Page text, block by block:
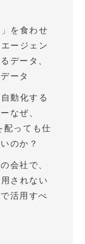
を食わせ
ージェン
データ、
ータ
動化する
なぜ、
っても仕
のか？
会社で、
されない
活用すべ